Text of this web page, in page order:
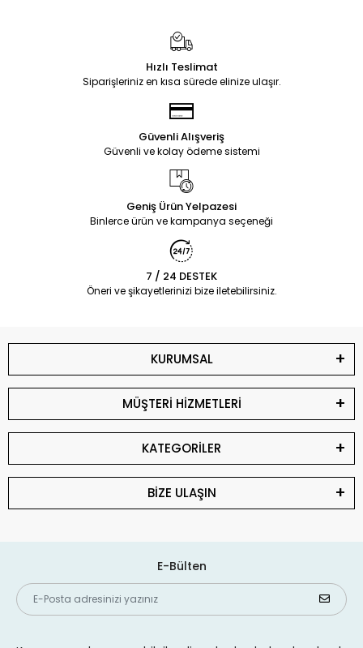
Hızlı Teslimat
Siparişleriniz en kısa sürede elinize ulaşır.
Güvenli Alışveriş
Güvenli ve kolay ödeme sistemi
Geniş Ürün Yelpazesi
Binlerce ürün ve kampanya seçeneği
7 / 24 DESTEK
Öneri ve şikayetlerinizi bize iletebilirsiniz.
KURUMSAL
MÜŞTERİ HİZMETLERİ
KATEGORİLER
BİZE ULAŞIN
E-Bülten